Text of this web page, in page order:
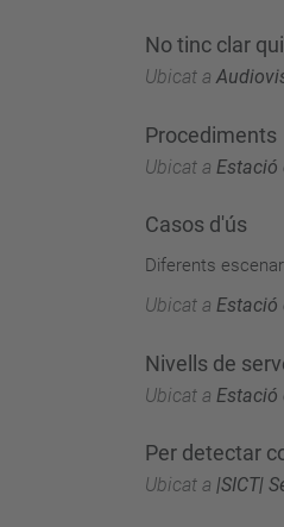
No tinc clar
Ubicat a
Procediments
Ubicat a Estació
Casos d'ús
Diferents
Ubicat a Estació
Nivells de
Ubicat a Estació
Per detectar
Ubicat a |SICT|